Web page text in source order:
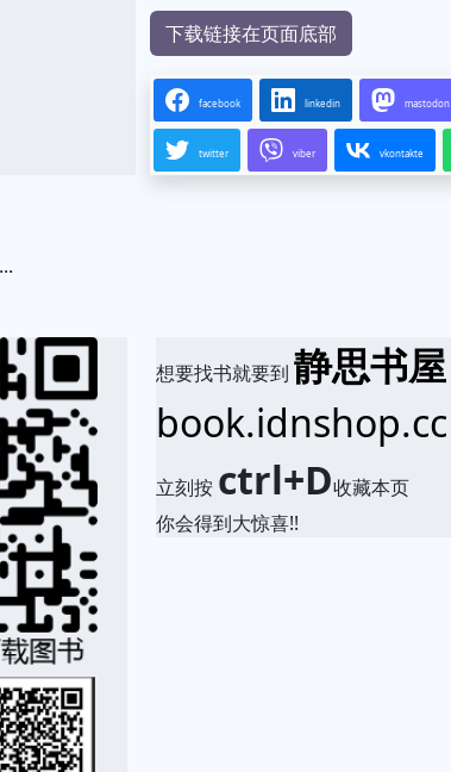
下载链接在页面底部
facebook linkedin mastodon
twitter viber vkontakte
想要找书就要到静思书屋
book.idnshop.cc
立刻按 ctrl+D收藏本页
你会得到大惊喜!!